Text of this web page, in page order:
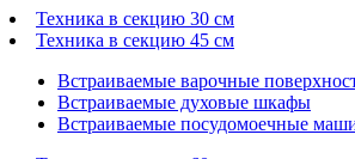
Техника в секцию 30 см
Техника в секцию 45 см
Встраиваемые варочные
Встраиваемые духовые шкафы
Встраиваемые посудомоечные